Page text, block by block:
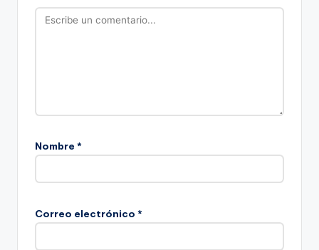
Nombre *
Correo electrónico *